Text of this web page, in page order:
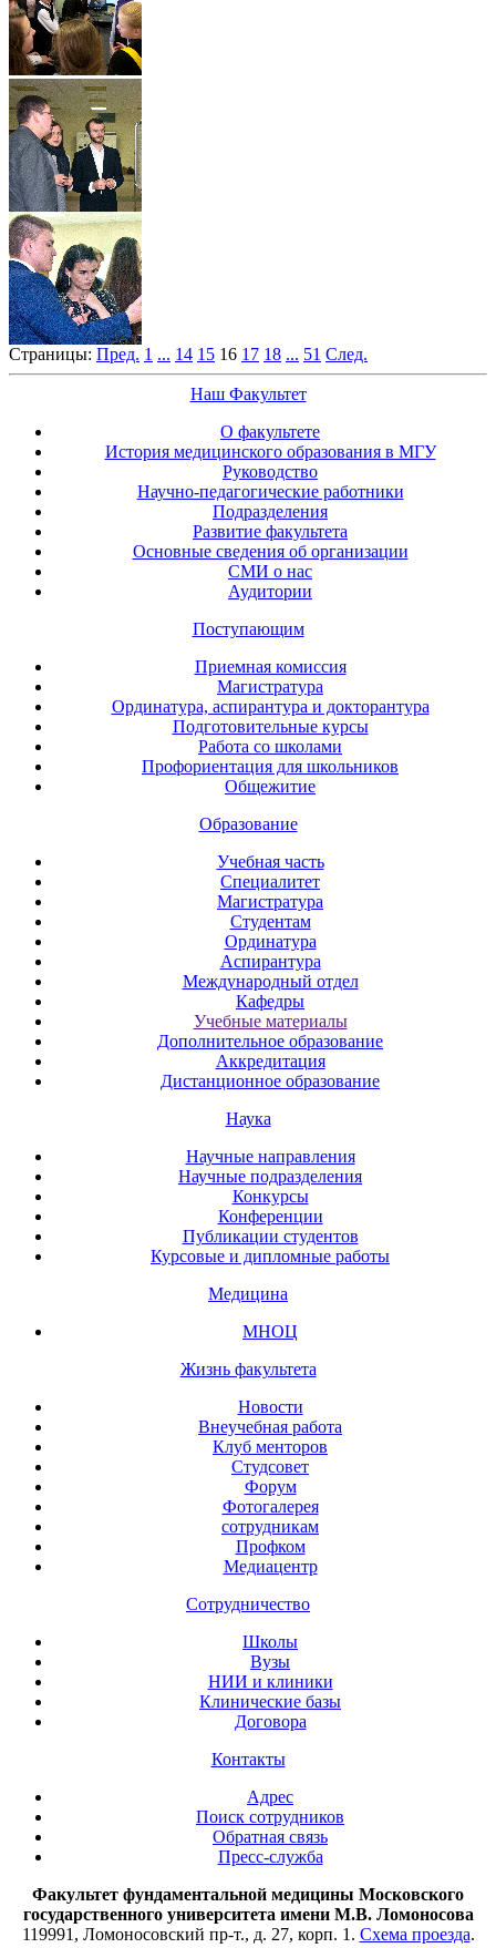
Страницы: Пред. 1 ... 14 15 16 17 18 ... 51 След.
Наш Факультет
О факультете
История медицинского образования в МГУ
Руководство
Научно-педагогические работники
Подразделения
Развитие факультета
Основные сведения об организации
СМИ о нас
Аудитории
Поступающим
Приемная комиссия
Магистратура
Ординатура, аспирантура и докторантура
Подготовительные курсы
Работа со школами
Профориентация для школьников
Общежитие
Образование
Учебная часть
Специалитет
Магистратура
Студентам
Ординатура
Аспирантура
Международный отдел
Кафедры
Учебные материалы
Дополнительное образование
Аккредитация
Дистанционное образование
Наука
Научные направления
Научные подразделения
Конкурсы
Конференции
Публикации студентов
Курсовые и дипломные работы
Медицина
МНОЦ
Жизнь факультета
Новости
Внеучебная работа
Клуб менторов
Студсовет
Форум
Фотогалерея
сотрудникам
Профком
Медиацентр
Сотрудничество
Школы
Вузы
НИИ и клиники
Клинические базы
Договора
Контакты
Адрес
Поиск сотрудников
Обратная связь
Пресс-служба
Факультет фундаментальной медицины Московского
государственного университета имени М.В. Ломоносова
119991, Ломоносовский пр-т., д. 27, корп. 1. Схема проезда.